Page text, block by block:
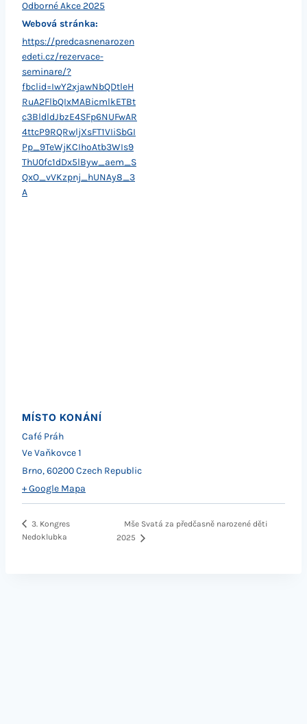
Odborné Akce 2025
Webová stránka:
https://predcasnenarozen
edeti.cz/rezervace-
seminare/?
fbclid=IwY2xjawNbQDtleH
RuA2FlbQIxMABicmlkETBt
c3BldldJbzE4SFp6NUFwAR
4ttcP9RQRwljXsFT1VIiSbGI
Pp_9TeWjKCIhoAtb3WIs9
ThU0fc1dDx5lByw_aem_S
QxO_vVKzpnj_hUNAy8_3
A
MÍSTO KONÁNÍ
Café Práh
Ve Vaňkovce 1
Brno,60200Czech Republic
+ Google Mapa
3. Kongres
Nedoklubka
Mše Svatá za předčasně narozené děti
2025